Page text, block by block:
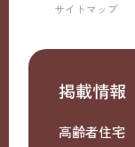
サイトマップ
掲載情報
高齢者住宅